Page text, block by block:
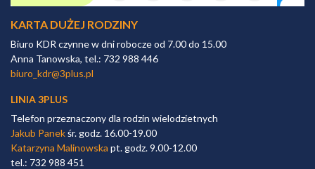
KARTA DUŻEJ RODZINY
Biuro KDR czynne w dni robocze od 7.00 do 15.00
Anna Tanowska, tel.: 732 988 446
biuro_kdr@3plus.pl
LINIA 3PLUS
Telefon przeznaczony dla rodzin wielodzietnych
Jakub Panekśr. godz. 16.00-19.00
Katarzyna Malinowska pt. godz. 9.00-12.00
tel.: 732 988 451